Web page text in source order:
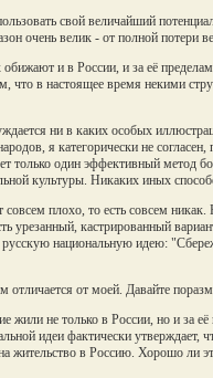
свой величайший
очень велик - от полной потери
обижают и в России, и за её
что в настоящее время некими
ни в каких особых
я категорически не
только один эффективный метод
культуры. Никаких иных
плохо, то есть совсем
урезанный, кастрированный
национальную идею:
от моей. Давайте
жили не только в России, но и за
идеи фактически утверждает,
жительство в Россию. Хорошо ли